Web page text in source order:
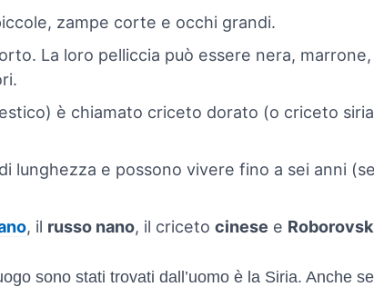
zampe corte e occhi grandi.
La loro pelliccia può essere nera, marrone,
è chiamato criceto dorato (o criceto
lunghezza e possono vivere fino a sei anni
, il russo nano, il cricetocinese e
sono stati trovati dall’uomo è la Siria. Anche